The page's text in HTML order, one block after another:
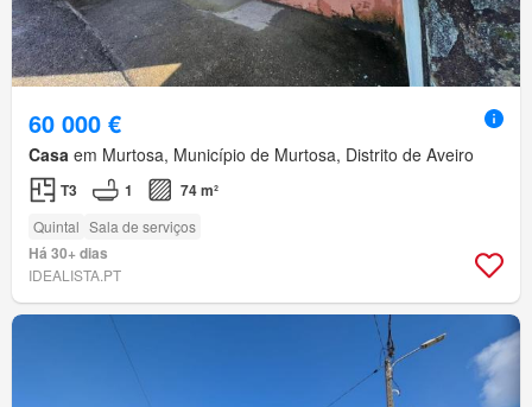
60 000 €
Casa em Murtosa, Município de Murtosa, Distrito de Aveiro
T3 1 74 m²
Quintal Sala de serviços
Há 30+ dias
IDEALISTA.PT